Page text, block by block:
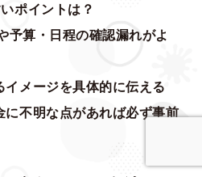
ポイントは？
予算・日程の確認漏れがよ
イメージを具体的に伝える
に不明な点があれば必ず事前